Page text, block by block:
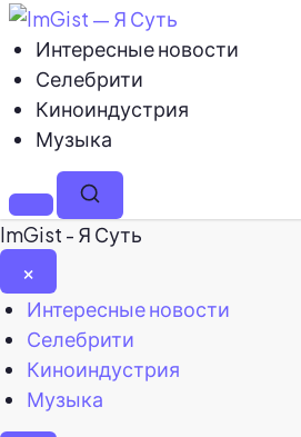
Интересные новости
Селебрити
Киноиндустрия
Музыка
МенюПоиск
ImGist - Я Суть
×
Закрыть
меню
Интересные новости
Селебрити
Киноиндустрия
Музыка